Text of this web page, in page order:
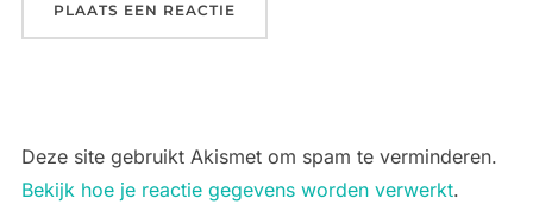
Deze site gebruikt Akismet om spam te verminderen.
Bekijk hoe je reactie gegevens worden verwerkt.